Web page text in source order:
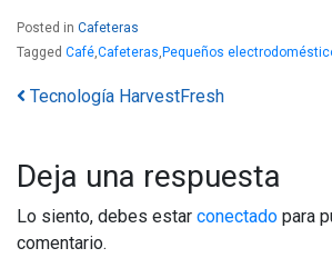
Posted in Cafeteras
Tagged Café,Cafeteras, Pequeños
Navegación por
Tecnología HarvestFresh
Deja una respuesta
Lo siento, debes estar conectado para
comentario.